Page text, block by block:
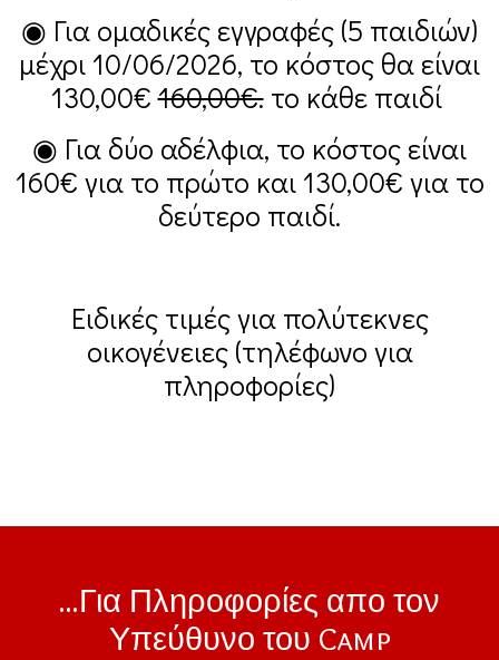
◉ Για ομαδικές εγγραφές (5 παιδιών)
μέχρι 10/06/2026, το κόστος θα είναι
130,00€160,00€.το κάθε παιδί
◉ Για δύο αδέλφια, το κόστος είναι
160€ για το πρώτο και 130,00€ για το
δεύτερο παιδί.
Ειδικές τιμές για πολύτεκνες
οικογένειες (τηλέφωνο για
πληροφορίες)
...Για Πληροφορίες απο τον
Υπεύθυνο του Camp